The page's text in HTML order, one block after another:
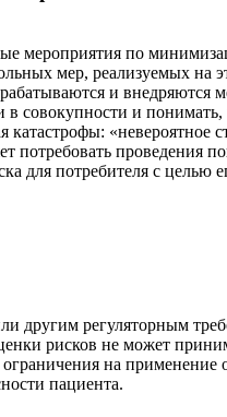
мероприятия по
мер, реализуемых на
и
совокупности и
«невероятное
проведения
для потребителя с
другим регуляторным
рисков не может
на
пациента.